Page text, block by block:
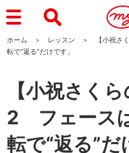
ホーム レッスン
【小祝さ
転で“返る”だけです」
【小祝さく
2 フェース
転で“返る”だ